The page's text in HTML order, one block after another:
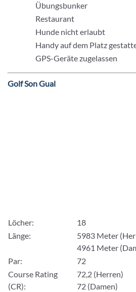
Übungsbunker
Restaurant
Hunde nicht erlaubt
Handy auf dem Platz
GPS-Geräte zugelassen
Golf Son Gual
Löcher:
18
Länge:
5983 Meter
4961 Meter
Par:
72
Course Rating
(CR):
72,2 (Herren)
72 (Damen)